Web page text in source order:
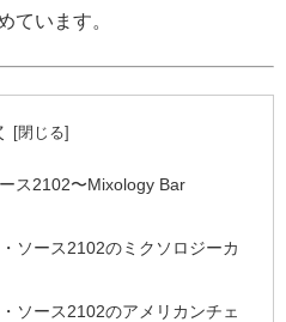
ています。
ス2102〜Mixology Bar
ソース2102のミクソロジーカ
ソース2102のアメリカンチェ